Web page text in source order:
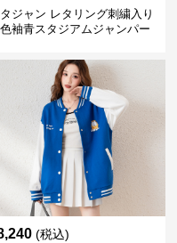
ジャン レタリング刺繍入り
袖青スタジアムジャンパー
(税込)